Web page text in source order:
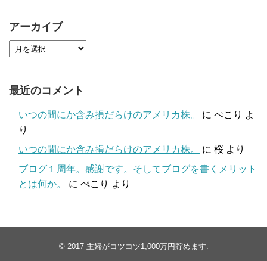
アーカイブ
最近のコメント
いつの間にか含み損だらけのアメリカ株。 に ぺこり よ
り
いつの間にか含み損だらけのアメリカ株。
に 桜 より
ブログ１周年。感謝です。そしてブログを書くメリット
とは何か。
に ぺこり より
© 2017 主婦がコツコツ1,000万円貯めます